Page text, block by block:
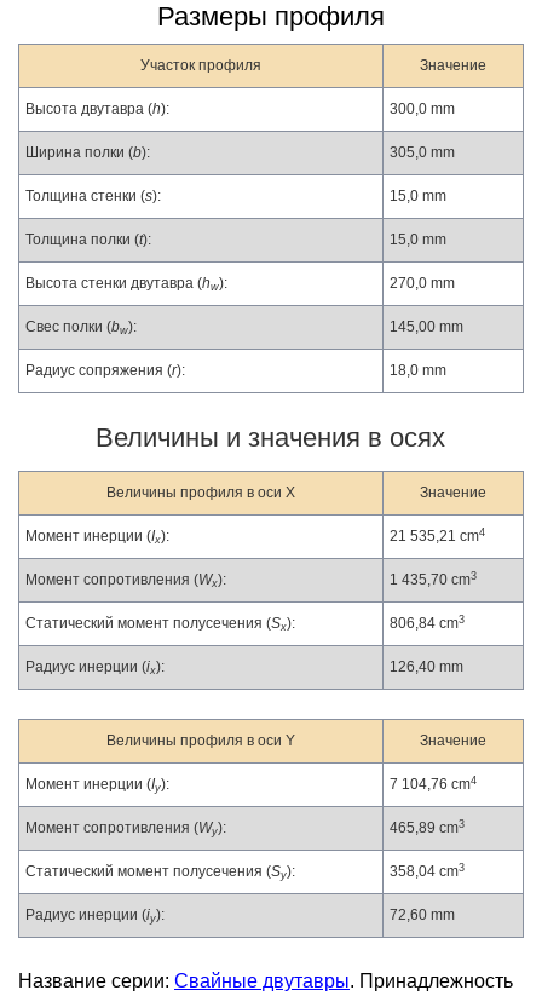
Размеры профиля
Участок профиля Значение
Высота двутавра (h): 300,0 mm
Ширина полки (b): 305,0 mm
Толщина стенки (s): 15,0 mm
Толщина полки (t): 15,0 mm
Высота стенки двутавра (hw): 270,0 mm
Свес полки (bw): 145,00 mm
Радиус сопряжения (r): 18,0 mm
Величины и значения в осях
Величины профиля в оси X Значение
Момент инерции (Ix): 21 535,21 cm4
Момент сопротивления (Wx): 1 435,70 cm3
Статический момент полусечения (Sx): 806,84 cm3
Радиус инерции (ix): 126,40 mm
Величины профиля в оси Y Значение
Момент инерции (Iy): 7 104,76 cm4
Момент сопротивления (Wy): 465,89 cm3
Статический момент полусечения (Sy): 358,04 cm3
Радиус инерции (iy): 72,60 mm
Название серии: Свайные двутавры. Принадлежность